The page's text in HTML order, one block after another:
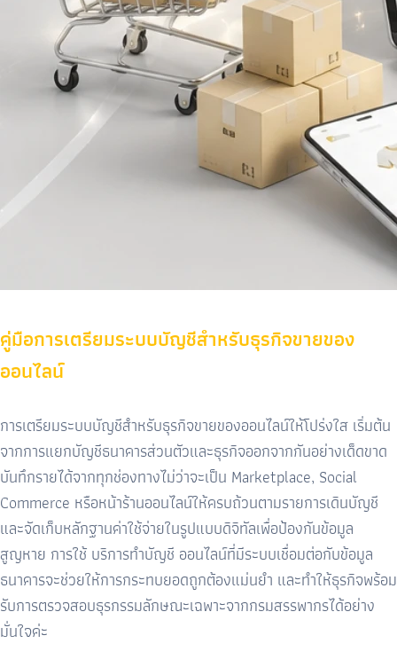
คู่มือการเตรียมระบบบัญชีสำหรับธุรกิจขายของ
ออนไลน์
การเตรียมระบบบัญชีสำหรับธุรกิจขายของออนไลน์ให้โปร่งใส เริ่มต้น
จากการแยกบัญชีธนาคารส่วนตัวและธุรกิจออกจากกันอย่างเด็ดขาด
บันทึกรายได้จากทุกช่องทางไม่ว่าจะเป็น Marketplace, Social
Commerce หรือหน้าร้านออนไลน์ให้ครบถ้วนตามรายการเดินบัญชี
และจัดเก็บหลักฐานค่าใช้จ่ายในรูปแบบดิจิทัลเพื่อป้องกันข้อมูล
สูญหาย การใช้ บริการทำบัญชี ออนไลน์ที่มีระบบเชื่อมต่อกับข้อมูล
ธนาคารจะช่วยให้การกระทบยอดถูกต้องแม่นยำ และทำให้ธุรกิจพร้อม
รับการตรวจสอบธุรกรรมลักษณะเฉพาะจากกรมสรรพากรได้อย่าง
มั่นใจค่ะ